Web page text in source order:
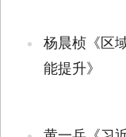
杨晨桢《区
能提升》